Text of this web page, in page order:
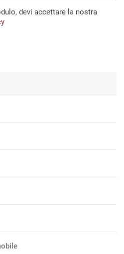
devi accettare la nostra